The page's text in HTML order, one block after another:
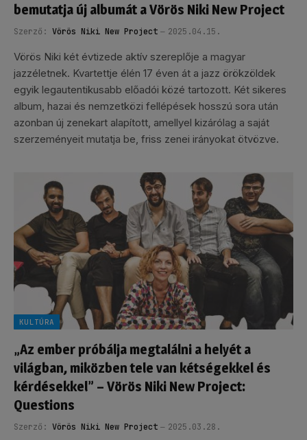
bemutatja új albumát a Vörös Niki New Project
Szerző: Vörös Niki New Project 2025.04.15.
Vörös Niki két évtizede aktív szereplője a magyar
jazzéletnek. Kvartettje élén 17 éven át a jazz örökzöldek
egyik legautentikusabb előadói közé tartozott. Két sikeres
album, hazai és nemzetközi fellépések hosszú sora után
azonban új zenekart alapított, amellyel kizárólag a saját
szerzeményeit mutatja be, friss zenei irányokat ötvözve.
KULTÚRA
„Az ember próbálja megtalálni a helyét a
világban, miközben tele van kétségekkel és
kérdésekkel” – Vörös Niki New Project:
Questions
Szerző: Vörös Niki New Project 2025.03.28.